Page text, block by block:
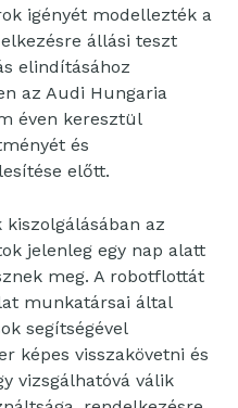
igényét modellezték a
állási teszt
elindításához
az Audi Hungaria
éven keresztül
és
előtt.
kiszolgálásában az
jelenleg egy nap alatt
meg. A robotflottát
munkatársai által
segítségével
képes visszakövetni és
vizsgálhatóvá válik